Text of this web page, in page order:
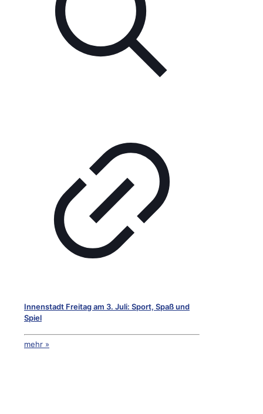
Innenstadt Freitag am 3. Juli: Sport, Spaß und
Spiel
mehr »